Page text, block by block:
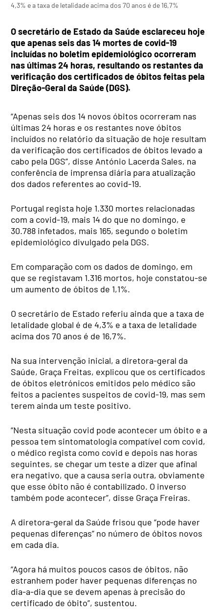
4,3% e a taxa de letalidade acima dos 70 anos é de 16,7%
O secretário de Estado da Saúde esclareceu hoje
que apenas seis das 14 mortes de covid-19
incluídas no boletim epidemiológico ocorreram
nas últimas 24 horas, resultando os restantes da
verificação dos certificados de óbitos feitas pela
Direção-Geral da Saúde (DGS).
“Apenas seis dos 14 novos óbitos ocorreram nas
últimas 24 horas e os restantes nove óbitos
incluídos no relatório da situação de hoje resultam
da verificação dos certificados de óbitos levado a
cabo pela DGS”, disse António Lacerda Sales, na
conferência de imprensa diária para atualização
dos dados referentes ao covid-19.
Portugal regista hoje 1.330 mortes relacionadas
com a covid-19, mais 14 do que no domingo, e
30.788 infetados, mais 165, segundo o boletim
epidemiológico divulgado pela DGS.
Em comparação com os dados de domingo, em
que se registavam 1.316 mortos, hoje constatou-se
um aumento de óbitos de 1,1%.
O secretário de Estado referiu ainda que a taxa de
letalidade global é de 4,3% e a taxa de letalidade
acima dos 70 anos é de 16,7%.
Na sua intervenção inicial, a diretora-geral da
Saúde, Graça Freitas, explicou que os certificados
de óbitos eletrónicos emitidos pelo médico são
feitos a pacientes suspeitos de covid-19, mas sem
terem ainda um teste positivo.
“Nesta situação covid pode acontecer um óbito e a
pessoa tem sintomatologia compatível com covid,
o médico regista como covid e depois nas horas
seguintes, se chegar um teste a dizer que afinal
era negativo, que a causa seria outra, obviamente
que esse óbito não é contabilizado. O inverso
também pode acontecer”, disse Graça Freiras.
A diretora-geral da Saúde frisou que “pode haver
pequenas diferenças” no número de óbitos novos
em cada dia.
“Agora há muitos poucos casos de óbitos, não
estranhem poder haver pequenas diferenças no
dia-a-dia que se devem apenas à precisão do
certificado de óbito”, sustentou.